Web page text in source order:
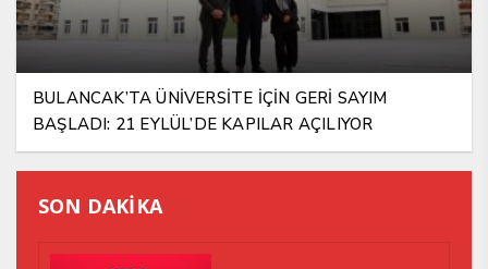
BULANCAK’TA ÜNİVERSİTE İÇİN GERİ SAYIM
BAŞLADI: 21 EYLÜL’DE KAPILAR AÇILIYOR
SON DAKİKA